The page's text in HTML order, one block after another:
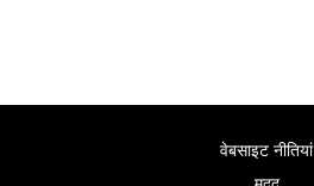
वेबसाइट नीतियां